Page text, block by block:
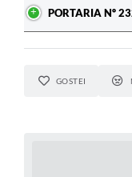
PORTARIA Nº
GOSTEI